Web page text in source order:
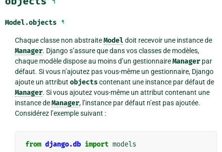
Model.objects ¶
Chaque classe non abstraiteModeldoit recevoir une instance de
Manager. Django s’assure que dans vos classes de modèles,
chaque modèle dispose au moins d’un gestionnaireManagerpar
défaut. Si vous n’ajoutez pas vous-même un gestionnaire, Django
ajoute un attribut objectscontenant une instance par défaut de
Manager. Si vous ajoutez vous-même un attribut contenant une
instance deManager, l’instance par défaut n’est pas ajoutée.
Considérez l’exemple suivant :
from django.db import models